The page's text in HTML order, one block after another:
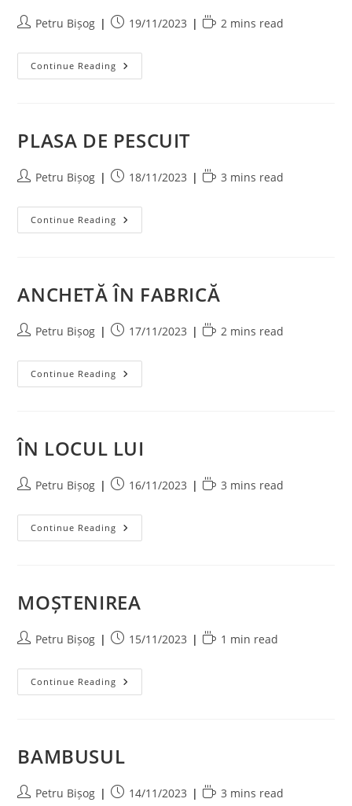
PostPetru Bișog
Post19/11/2023
Reading
2 mins read
Continue Reading CEAPA
PLASA DE PESCUIT
PostPetru Bișog
Post18/11/2023
Reading
3 mins read
Continue Reading PLASA
DE
ANCHETĂ ÎN FABRICĂ
PostPetru Bișog
Post17/11/2023
Reading
2 mins read
Continue Reading ANCHETĂ
ÎN
ÎN LOCUL LUI
PostPetru Bișog
Post16/11/2023
Reading
3 mins read
Continue Reading ÎN
LOCUL
MOȘTENIREA
PostPetru Bișog
Post15/11/2023
Reading
1 min read
Continue Reading MOȘTENIREA
BAMBUSUL
PostPetru Bișog
Post14/11/2023
Reading
3 mins read